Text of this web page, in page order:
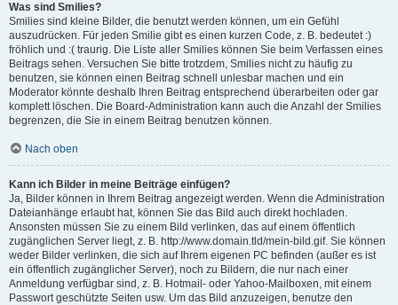
Was sind Smilies?
Smilies sind kleine Bilder, die benutzt werden können, um ein Gefühl
auszudrücken. Für jeden Smilie gibt es einen kurzen Code, z. B. bedeutet :)
fröhlich und :( traurig. Die Liste aller Smilies können Sie beim Verfassen eines
Beitrags sehen. Versuchen Sie bitte trotzdem, Smilies nicht zu häufig zu
benutzen, sie können einen Beitrag schnell unlesbar machen und ein
Moderator könnte deshalb Ihren Beitrag entsprechend überarbeiten oder gar
komplett löschen. Die Board-Administration kann auch die Anzahl der Smilies
begrenzen, die Sie in einem Beitrag benutzen können.
Nach oben
Kann ich Bilder in meine Beiträge einfügen?
Ja, Bilder können in Ihrem Beitrag angezeigt werden. Wenn die Administration
Dateianhänge erlaubt hat, können Sie das Bild auch direkt hochladen.
Ansonsten müssen Sie zu einem Bild verlinken, das auf einem öffentlich
zugänglichen Server liegt, z. B. http://www.domain.tld/mein-bild.gif. Sie können
weder Bilder verlinken, die sich auf Ihrem eigenen PC befinden (außer es ist
ein öffentlich zugänglicher Server), noch zu Bildern, die nur nach einer
Anmeldung verfügbar sind, z. B. Hotmail- oder Yahoo-Mailboxen, mit einem
Passwort geschützte Seiten usw. Um das Bild anzuzeigen, benutze den